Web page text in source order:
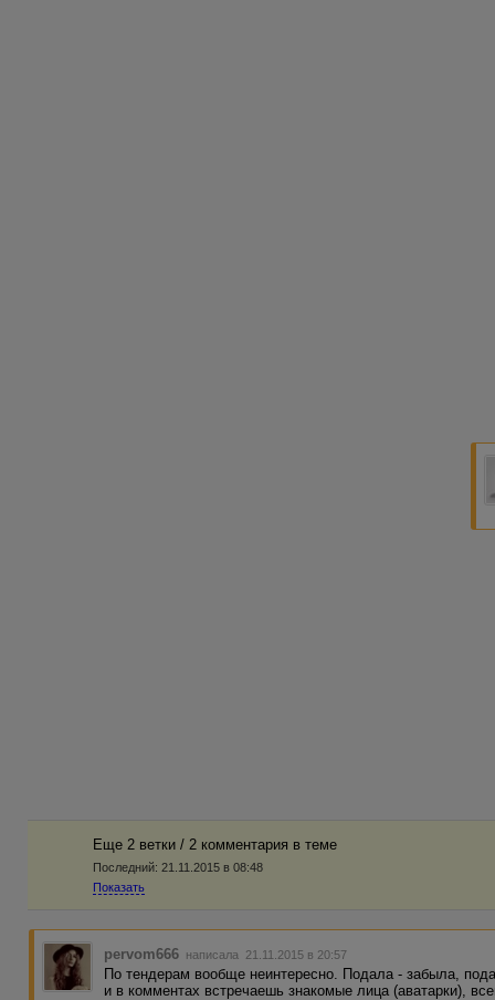
Еще 2 ветки / 2 комментария в темe
Последний: 21.11.2015 в 08:48
Показать
pervom666 написала 21.11.2015 в 20:57
По тендерам вообще неинтересно. Подала - забыла,
и в комментах встречаешь знакомые лица (аватарки),